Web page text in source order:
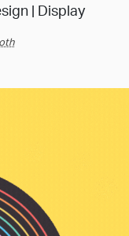
| Display